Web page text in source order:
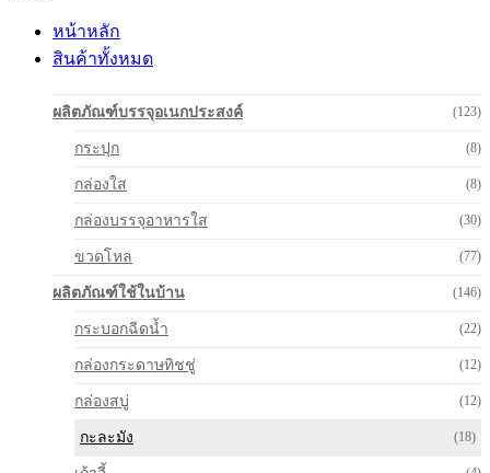
หน้าหลัก
สินค้าทั้งหมด
ผลิตภัณฑ์บรรจุอเนกประสงค์ (123)
กระปุก (8)
กล่องใส (8)
กล่องบรรจุอาหารใส (30)
ขวดโหล (77)
ผลิตภัณฑ์ใช้ในบ้าน (146)
กระบอกฉีดน้ำ (22)
กล่องกระดาษทิชชู่ (12)
กล่องสบู่ (12)
กะละมัง (18)